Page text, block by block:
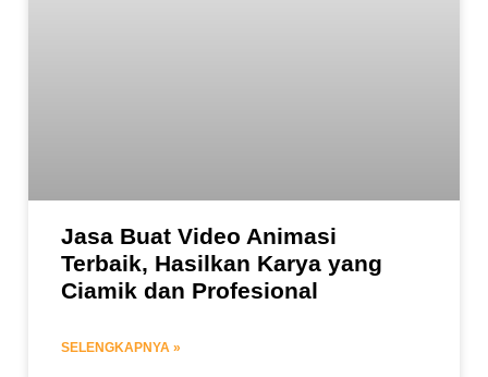
Jasa Buat Video Animasi
Terbaik, Hasilkan Karya yang
Ciamik dan Profesional
SELENGKAPNYA »